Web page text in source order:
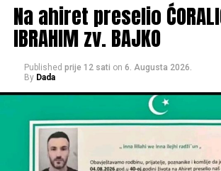
Na ahiret preselio
IBRAHIM zv. BAJKO
Published prije 12 sati on 6. Augusta 2026.
By Dada